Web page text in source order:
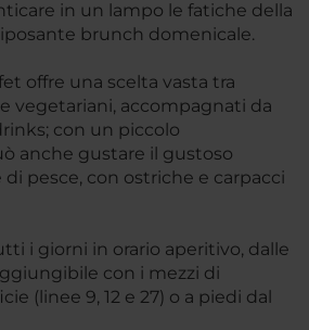
in un lampo le fatiche della
brunch domenicale.
offre una scelta vasta tra
vegetariani, accompagnati da
con un piccolo
anche gustare il gustoso
di pesce, con ostriche e carpacci
i giorni in orario aperitivo, dalle
con i mezzi di
(linee 9, 12 e 27) o a piedi dal